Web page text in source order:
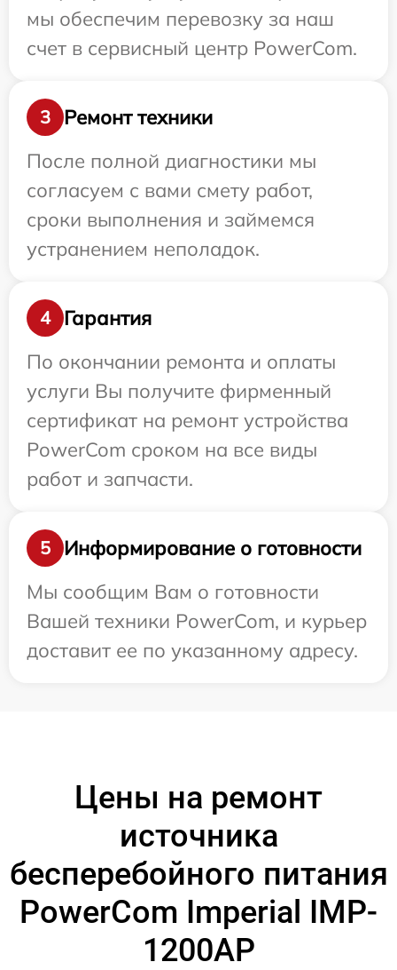
мы обеспечим перевозку за наш
счет в сервисный центр PowerCom.
3
Ремонт техники
После полной диагностики мы
согласуем с вами смету работ,
сроки выполнения и займемся
устранением неполадок.
4
Гарантия
По окончании ремонта и оплаты
услуги Вы получите фирменный
сертификат на ремонт устройства
PowerCom сроком на все виды
работ и запчасти.
5
Информирование о готовности
Мы сообщим Вам о готовности
Вашей техники PowerCom, и курьер
доставит ее по указанному адресу.
Цены на ремонт
источника
бесперебойного питания
PowerCom Imperial IMP-
1200AP